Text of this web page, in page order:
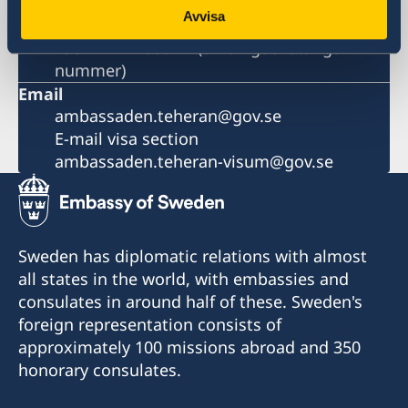
Avvisa
+98-21-222 860 21 (tillfälligt avstängt
nummer)
Email
ambassaden.teheran@gov.se
E-mail visa section
ambassaden.teheran-visum@gov.se
Sweden has diplomatic relations with almost
all states in the world, with embassies and
consulates in around half of these. Sweden's
foreign representation consists of
approximately 100 missions abroad and 350
honorary consulates.